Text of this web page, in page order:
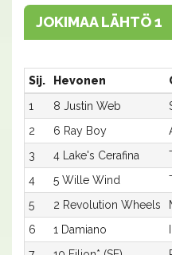
JOKIMAA LÄHTÖ 1
Sij. Hevonen
1
8 Justin Web
2
6 Ray Boy
3
4 Lake's Cerafina
4
5 Wille Wind
5
2 Revolution Wheels
6
1 Damiano